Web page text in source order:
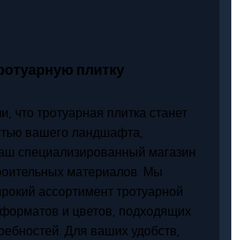
плитку
что тротуарная плитка станет
вашего ландшафта,
специализированный магазин
материалов. Мы
ассортимент тротуарной
и цветов, подходящих
Для ваших удобств,